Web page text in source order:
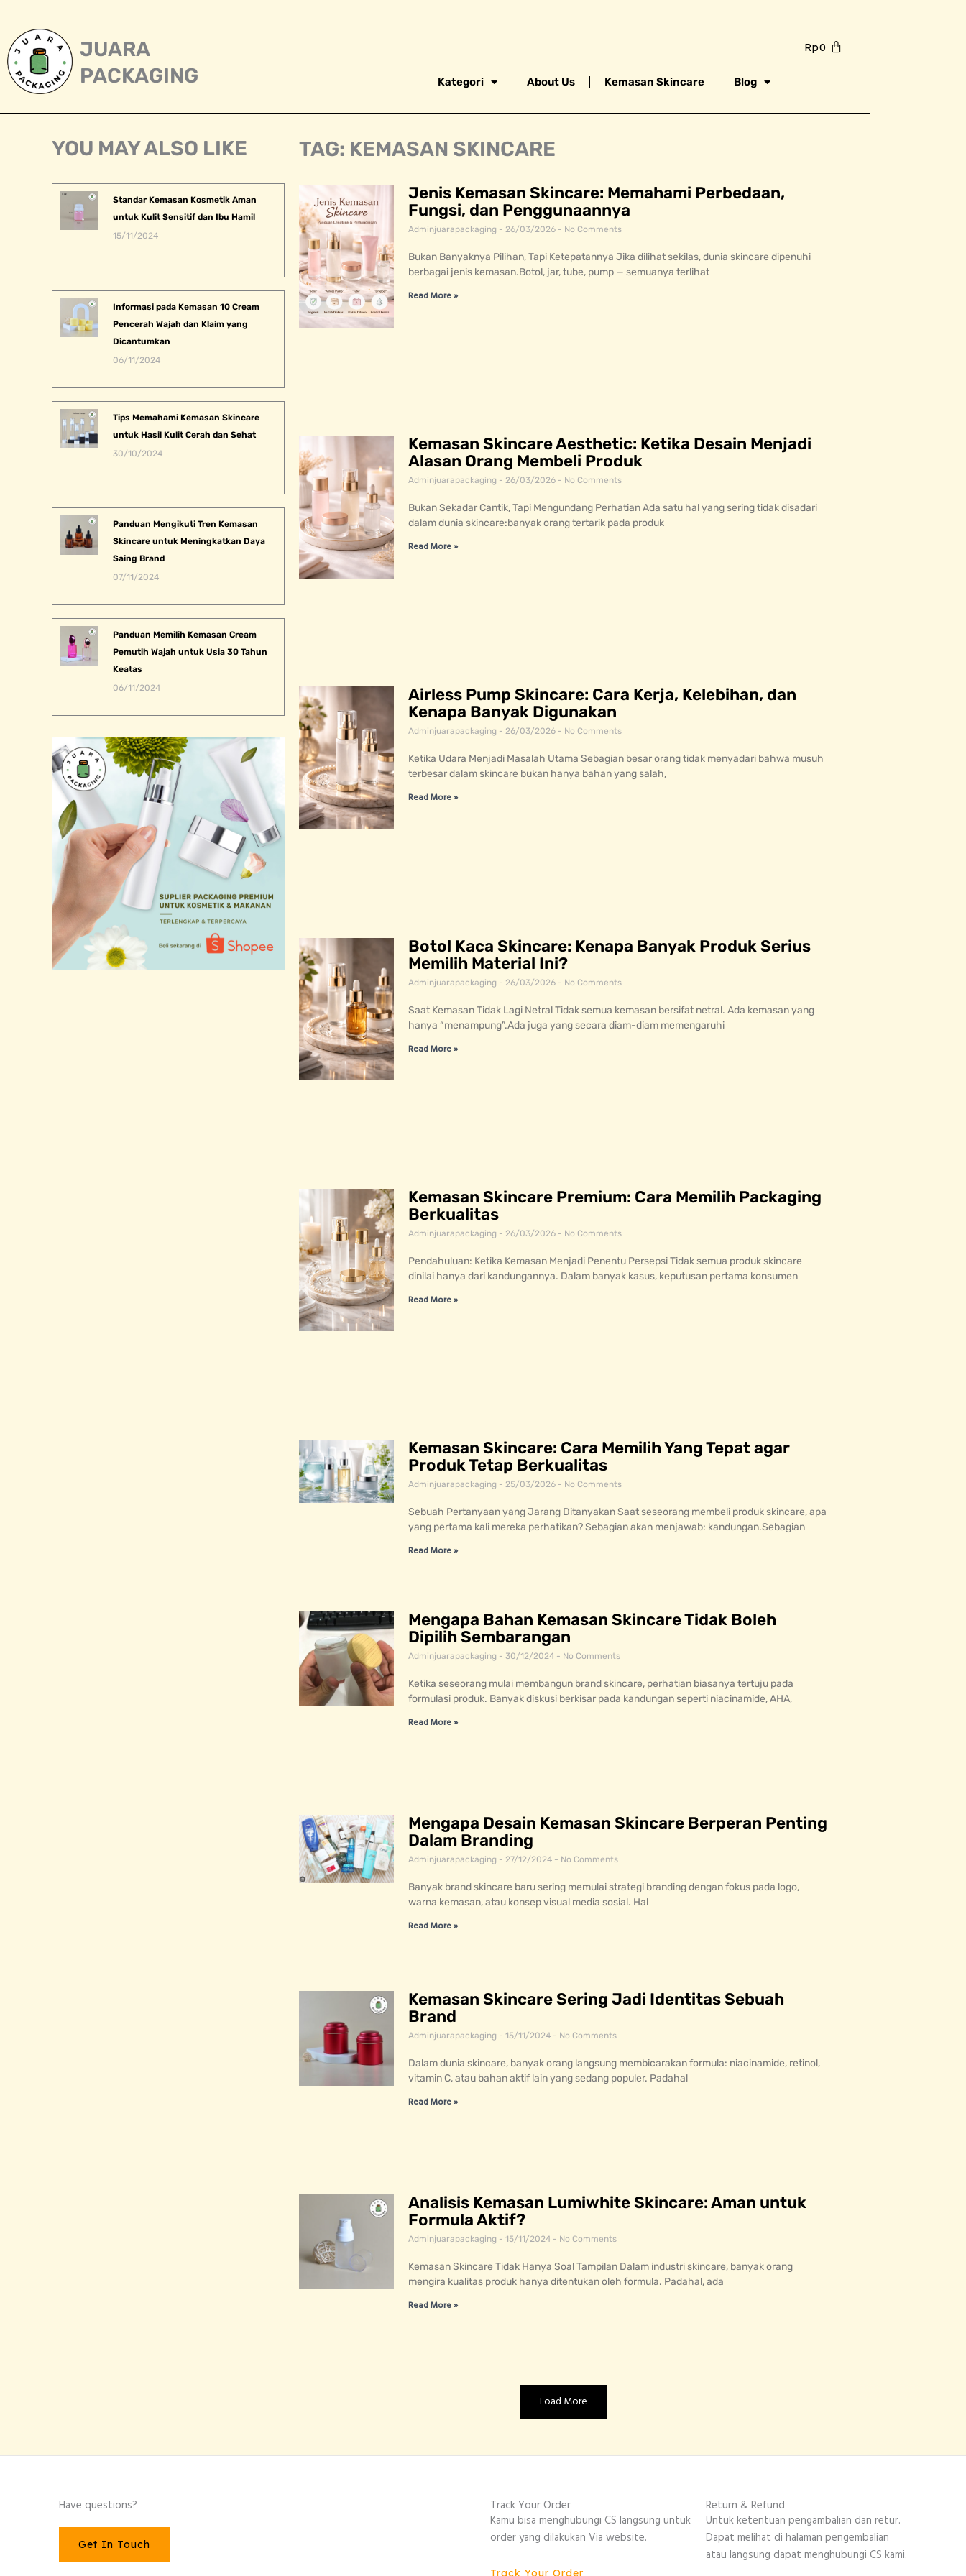
content
JUARA
PACKAGING
Rp0
Kategori About Us Kemasan Skincare Blog
YOU MAY ALSO LIKE
Standar Kemasan Kosmetik Aman
untuk Kulit Sensitif dan Ibu Hamil
15/11/2024
Informasi pada Kemasan 10 Cream
Pencerah Wajah dan Klaim yang
Dicantumkan
06/11/2024
Tips Memahami Kemasan Skincare
untuk Hasil Kulit Cerah dan Sehat
30/10/2024
Panduan Mengikuti Tren Kemasan
Skincare untuk Meningkatkan Daya
Saing Brand
07/11/2024
Panduan Memilih Kemasan Cream
Pemutih Wajah untuk Usia 30 Tahun
Keatas
06/11/2024
TAG: KEMASAN SKINCARE
Jenis Kemasan Skincare: Memahami Perbedaan,
Fungsi, dan Penggunaannya
Adminjuarapackaging 26/03/2026 No Comments
Bukan Banyaknya Pilihan, Tapi Ketepatannya Jika dilihat sekilas, dunia skincare dipenuhi
berbagai jenis kemasan.Botol, jar, tube, pump — semuanya terlihat
Read More »
Kemasan Skincare Aesthetic: Ketika Desain Menjadi
Alasan Orang Membeli Produk
Adminjuarapackaging 26/03/2026 No Comments
Bukan Sekadar Cantik, Tapi Mengundang Perhatian Ada satu hal yang sering tidak disadari
dalam dunia skincare:banyak orang tertarik pada produk
Read More »
Airless Pump Skincare: Cara Kerja, Kelebihan, dan
Kenapa Banyak Digunakan
Adminjuarapackaging 26/03/2026 No Comments
Ketika Udara Menjadi Masalah Utama Sebagian besar orang tidak menyadari bahwa musuh
terbesar dalam skincare bukan hanya bahan yang salah,
Read More »
Botol Kaca Skincare: Kenapa Banyak Produk Serius
Memilih Material Ini?
Adminjuarapackaging 26/03/2026 No Comments
Saat Kemasan Tidak Lagi Netral Tidak semua kemasan bersifat netral. Ada kemasan yang
hanya “menampung”.Ada juga yang secara diam-diam memengaruhi
Read More »
Kemasan Skincare Premium: Cara Memilih Packaging
Berkualitas
Adminjuarapackaging 26/03/2026 No Comments
Pendahuluan: Ketika Kemasan Menjadi Penentu Persepsi Tidak semua produk skincare
dinilai hanya dari kandungannya. Dalam banyak kasus, keputusan pertama konsumen
Read More »
Kemasan Skincare: Cara Memilih Yang Tepat agar
Produk Tetap Berkualitas
Adminjuarapackaging 25/03/2026 No Comments
Sebuah Pertanyaan yang Jarang Ditanyakan Saat seseorang membeli produk skincare, apa
yang pertama kali mereka perhatikan? Sebagian akan menjawab: kandungan.Sebagian
Read More »
Mengapa Bahan Kemasan Skincare Tidak Boleh
Dipilih Sembarangan
Adminjuarapackaging 30/12/2024 No Comments
Ketika seseorang mulai membangun brand skincare, perhatian biasanya tertuju pada
formulasi produk. Banyak diskusi berkisar pada kandungan seperti niacinamide, AHA,
Read More »
Mengapa Desain Kemasan Skincare Berperan Penting
Dalam Branding
Adminjuarapackaging 27/12/2024 No Comments
Banyak brand skincare baru sering memulai strategi branding dengan fokus pada logo,
warna kemasan, atau konsep visual media sosial. Hal
Read More »
Kemasan Skincare Sering Jadi Identitas Sebuah
Brand
Adminjuarapackaging 15/11/2024 No Comments
Dalam dunia skincare, banyak orang langsung membicarakan formula: niacinamide, retinol,
vitamin C, atau bahan aktif lain yang sedang populer. Padahal
Read More »
Analisis Kemasan Lumiwhite Skincare: Aman untuk
Formula Aktif?
Adminjuarapackaging 15/11/2024 No Comments
Kemasan Skincare Tidak Hanya Soal Tampilan Dalam industri skincare, banyak orang
mengira kualitas produk hanya ditentukan oleh formula. Padahal, ada
Read More »
Load More
Have questions?
Get In Touch
Track Your Order
Kamu bisa menghubungi CS langsung untuk
order yang dilakukan Via website.
Track Your Order
Return & Refund
Untuk ketentuan pengambalian dan retur.
Dapat melihat di halaman pengembalian
atau langsung dapat menghubungi CS kami.